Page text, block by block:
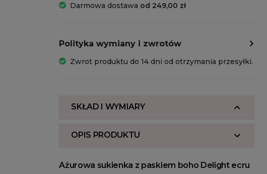
Darmowa dostawa od 249,00 zł
Polityka wymiany i zwrotów
Zwrot produktu do 14 dni od otrzymania przesyłki.
SKŁAD I WYMIARY
OPIS PRODUKTU
Ażurowa sukienka z paskiem boho Delight ecru